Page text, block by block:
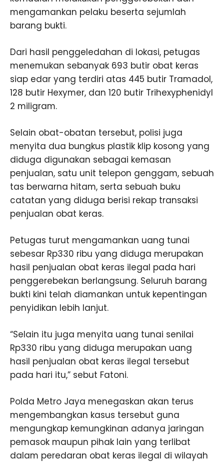
mengamankan pelaku beserta sejumlah
barang bukti.
Dari hasil penggeledahan di lokasi, petugas
menemukan sebanyak 693 butir obat keras
siap edar yang terdiri atas 445 butir Tramadol,
128 butir Hexymer, dan 120 butir Trihexyphenidyl
2 miligram.
Selain obat-obatan tersebut, polisi juga
menyita dua bungkus plastik klip kosong yang
diduga digunakan sebagai kemasan
penjualan, satu unit telepon genggam, sebuah
tas berwarna hitam, serta sebuah buku
catatan yang diduga berisi rekap transaksi
penjualan obat keras.
Petugas turut mengamankan uang tunai
sebesar Rp330 ribu yang diduga merupakan
hasil penjualan obat keras ilegal pada hari
penggerebekan berlangsung. Seluruh barang
bukti kini telah diamankan untuk kepentingan
penyidikan lebih lanjut.
“Selain itu juga menyita uang tunai senilai
Rp330 ribu yang diduga merupakan uang
hasil penjualan obat keras ilegal tersebut
pada hari itu,” sebut Fatoni.
Polda Metro Jaya menegaskan akan terus
mengembangkan kasus tersebut guna
mengungkap kemungkinan adanya jaringan
pemasok maupun pihak lain yang terlibat
dalam peredaran obat keras ilegal di wilayah